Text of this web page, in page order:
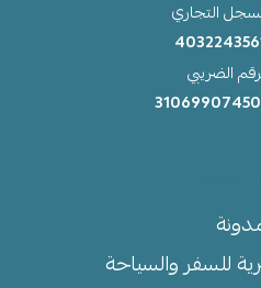
التجاري
الضريبي
للسفر والسياحة